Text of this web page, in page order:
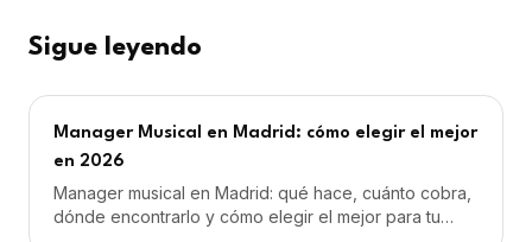
Sigue leyendo
Manager Musical en Madrid: cómo elegir el mejor
en 2026
Manager musical en Madrid: qué hace, cuánto cobra,
dónde encontrarlo y cómo elegir el mejor para tu